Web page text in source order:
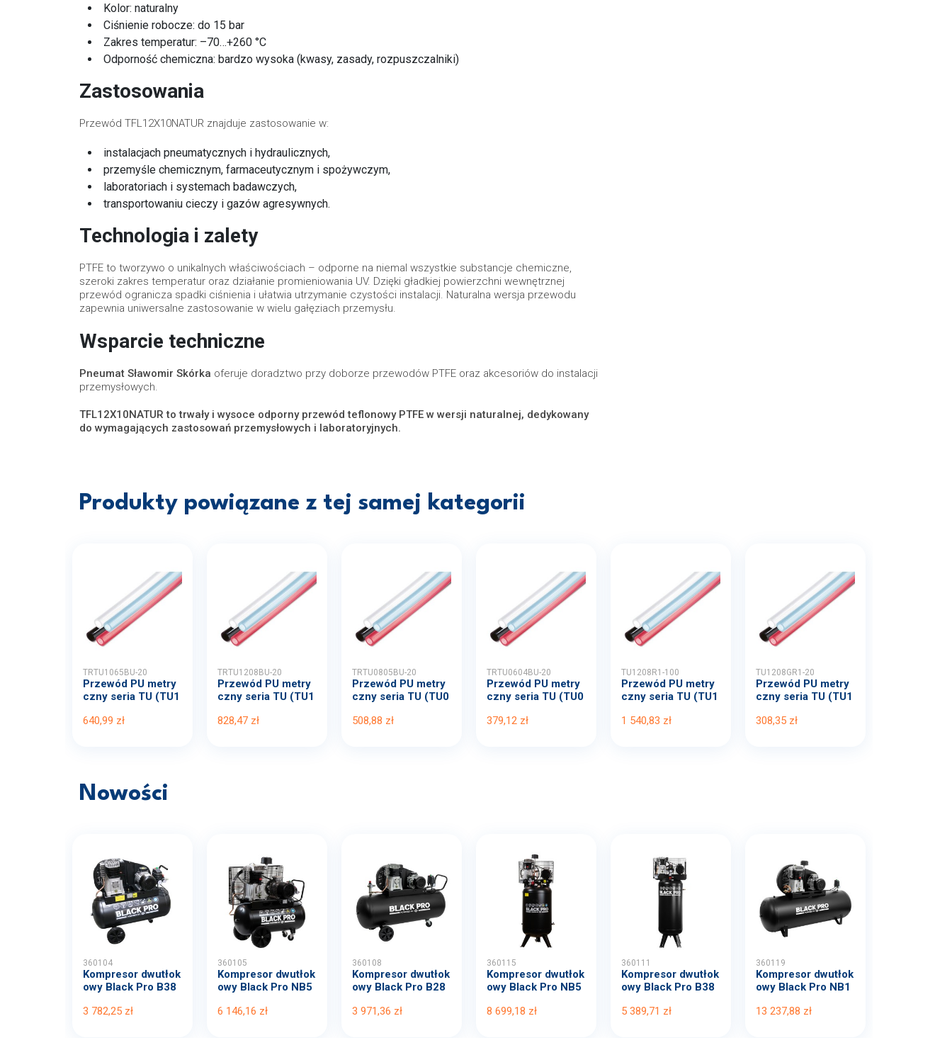
Kolor: naturalny
Ciśnienie robocze: do 15 bar
Zakres temperatur: –70…+260 °C
Odporność chemiczna: bardzo wysoka (kwasy, zasady, rozpuszczalniki)
Zastosowania
Przewód TFL12X10NATUR znajduje zastosowanie w:
instalacjach pneumatycznych i hydraulicznych,
przemyśle chemicznym, farmaceutycznym i spożywczym,
laboratoriach i systemach badawczych,
transportowaniu cieczy i gazów agresywnych.
Technologia i zalety
PTFE to tworzywo o unikalnych właściwościach – odporne na niemal wszystkie substancje chemiczne,
szeroki zakres temperatur oraz działanie promieniowania UV. Dzięki gładkiej powierzchni wewnętrznej
przewód ogranicza spadki ciśnienia i ułatwia utrzymanie czystości instalacji. Naturalna wersja przewodu
zapewnia uniwersalne zastosowanie w wielu gałęziach przemysłu.
Wsparcie techniczne
Pneumat Sławomir Skórka oferuje doradztwo przy doborze przewodów PTFE oraz akcesoriów do instalacji
przemysłowych.
TFL12X10NATUR to trwały i wysoce odporny przewód teflonowy PTFE w wersji naturalnej, dedykowany
do wymagających zastosowań przemysłowych i laboratoryjnych.
Produkty powiązane z tej samej kategorii
TRTU1065BU-20
Przewód PU metry
czny seria TU (TU1
640,99 zł
TRTU1208BU-20
Przewód PU metry
czny seria TU (TU1
828,47 zł
TRTU0805BU-20
Przewód PU metry
czny seria TU (TU0
508,88 zł
TRTU0604BU-20
Przewód PU metry
czny seria TU (TU0
379,12 zł
TU1208R1-100
Przewód PU metry
czny seria TU (TU1
1 540,83 zł
TU1208GR1-20
Przewód PU metry
czny seria TU (TU1
308,35 zł
Nowości
360104
Kompresor dwutłok
owy Black Pro B38
3 782,25 zł
360105
Kompresor dwutłok
owy Black Pro NB5
6 146,16 zł
360108
Kompresor dwutłok
owy Black Pro B28
3 971,36 zł
360115
Kompresor dwutłok
owy Black Pro NB5
8 699,18 zł
360111
Kompresor dwutłok
owy Black Pro B38
5 389,71 zł
360119
Kompresor dwutłok
owy Black Pro NB1
13 237,88 zł